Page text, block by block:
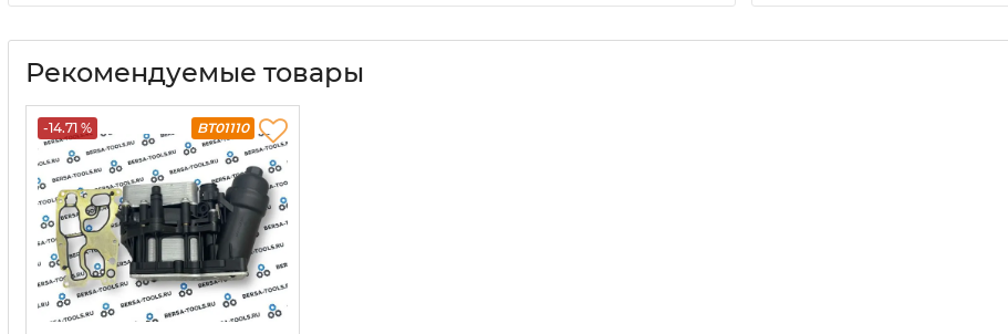
Рекомендуемые товары
-14.71 % BT01110